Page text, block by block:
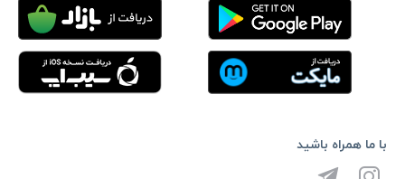
با ما همراه باشید